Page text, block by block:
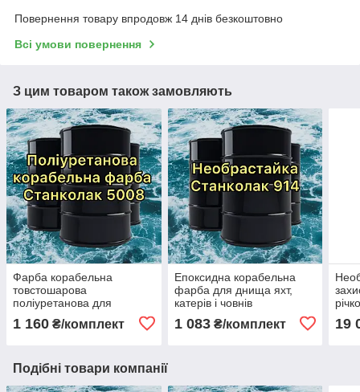
Повернення товару впродовж 14 днів безкоштовно
Всі умови повернення
З цим товаром також замовляють
Фарба корабельна
товстошарова
поліуретанова для
Станколак 5008
1 160 ₴/комплект
Епоксидна корабельна
фарба для днища яхт,
катерів і човнів
необрастайка Станколак
914
1 083₴/комплект
578
19
Подібні товари компанії